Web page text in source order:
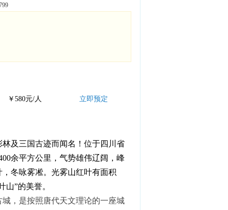
￥580元/人 立即预定
及三国古迹而闻名！位于四川省
余平方公里，气势雄伟辽阔，峰
冬咏雾凇。光雾山红叶有面积
”的美誉。
，是按照唐代天文理论的一座城